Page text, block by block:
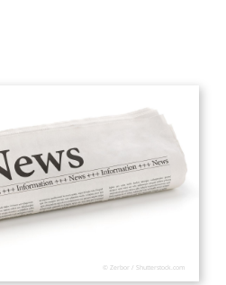
© Zerbor / Shutterstock.com